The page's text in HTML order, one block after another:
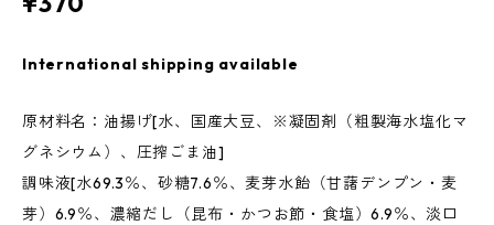
International shipping available
原材料名：油揚げ[水、国産大豆、※凝固剤（粗製海水塩化マ
グネシウム）、圧搾ごま油]
調味液[水69.3％、砂糖7.6％、麦芽水飴（甘藷デンプン・麦
芽）6.9％、濃縮だし（昆布・かつお節・食塩）6.9％、淡口